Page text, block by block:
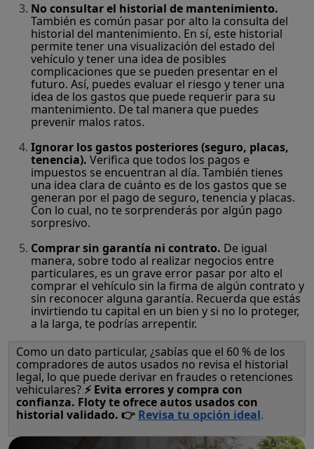
No consultar el historial de mantenimiento.
También es común pasar por alto la consulta del
historial del mantenimiento. En sí, este historial
permite tener una visualización del estado del
vehículo y tener una idea de posibles
complicaciones que se pueden presentar en el
futuro. Así, puedes evaluar el riesgo y tener una
idea de los gastos que puede requerir para su
mantenimiento. De tal manera que puedes
prevenir malos ratos.
Ignorar los gastos posteriores (seguro, placas,
tenencia). Verifica que todos los pagos e
impuestos se encuentran al día. También tienes
una idea clara de cuánto es de los gastos que se
generan por el pago de seguro, tenencia y placas.
Con lo cual, no te sorprenderás por algún pago
sorpresivo.
Comprar sin garantía ni contrato. De igual
manera, sobre todo al realizar negocios entre
particulares, es un grave error pasar por alto el
comprar el vehículo sin la firma de algún contrato y
sin reconocer alguna garantía. Recuerda que estás
invirtiendo tu capital en un bien y si no lo proteger,
a la larga, te podrías arrepentir.
Como un dato particular, ¿sabías que el 60 % de los
compradores de autos usados no revisa el historial
legal, lo que puede derivar en fraudes o retenciones
vehiculares? ⚡ Evita errores y compra con
confianza. Floty te ofrece autos usados con
historial validado. 👉 Revisa tu opción ideal.